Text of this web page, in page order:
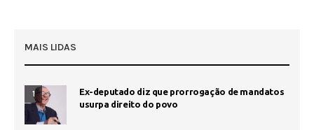
MAIS LIDAS
1
Ex-deputado diz que prorrogação de mandatos
usurpa direito do povo